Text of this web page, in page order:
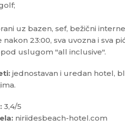
uz bazen, sef, bežični
nakon 23:00, sva uvozna i sva
uslugom "all inclusive".
jednostavan i uredan hotel,
3,4/5
niriidesbeach-hotel.com